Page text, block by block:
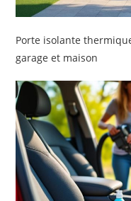
Porte isolante
garage et maison